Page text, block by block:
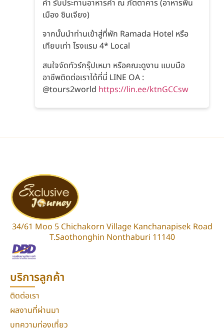
ค่ำ รับประทานอาหารค่ำ ณ ภัตตาคาร (อาหารพื้น
เมือง ซินเจียง)
จากนั้นนำท่านเข้าสู่ที่พัก Ramada Hotel หรือ
เทียบเท่า โรงแรม 4* Local
สนใจจัดทัวร์กรุ๊ปเหมา หรือคณะดูงาน แบบมือ
อาชีพติดต่อเราได้ที่นี่ LINE OA :
@tours2world https://lin.ee/ktnGCCsw
34/61 Moo 5 Chichakorn Village Kanchanapisek Road
T.Saothonghin Nonthaburi 11140
บริการลูกค้า
ติดต่อเรา
ผลงานที่ผ่านมา
บทความท่องเที่ยว